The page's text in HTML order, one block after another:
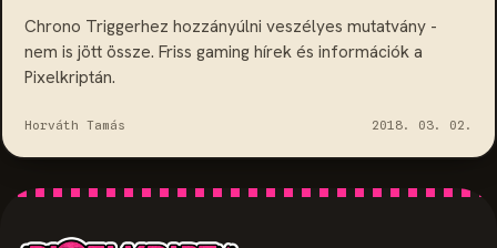
Chrono Triggerhez hozzányúlni veszélyes mutatvány -
nem is jött össze. Friss gaming hírek és információk a
Pixelkriptán.
Horváth Tamás 2018. 03. 02.